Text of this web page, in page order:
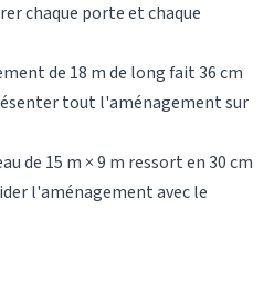
chaque porte et chaque
de 18 m de long fait 36 cm
tout l'aménagement sur
de 15 m × 9 m ressort en 30 cm
l'aménagement avec le